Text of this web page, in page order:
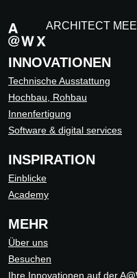
ARCHITECT
INNOVATIONEN
Technische Ausstattung
Hochbau, Rohbau
Innenfertigung
Software & digital services
INSPIRATION
Einblicke
Academy
MEHR
Über uns
Besuchen
Ihre Innovationen auf der